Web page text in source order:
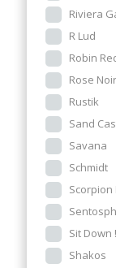
Riviera
R Lud
Robin
Rose
Rustik
Sand
Savana
Schmidt
Sit Down !
Shakos